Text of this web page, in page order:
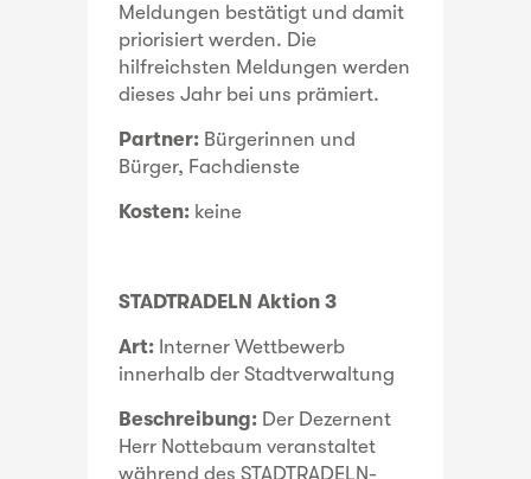
Meldungen bestätigt und damit
priorisiert werden. Die
hilfreichsten Meldungen werden
dieses Jahr bei uns prämiert.
Partner: Bürgerinnen und
Bürger, Fachdienste
Kosten: keine
STADTRADELN Aktion 3
Art: Interner Wettbewerb
innerhalb der Stadtverwaltung
Beschreibung: Der Dezernent
Herr Nottebaum veranstaltet
während des STADTRADELN-